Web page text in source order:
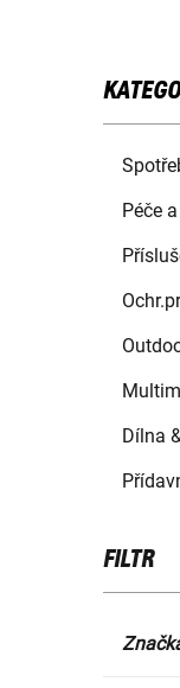
Péče
Dílna
FILTR